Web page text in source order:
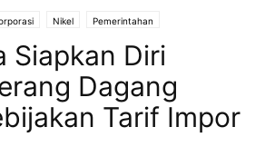
Nikel Pemerintahan
Siapkan Diri
Dagang
Tarif Impor